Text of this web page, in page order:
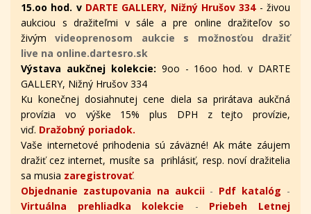
15.oo hod. v DARTE GALLERY, Nižný Hrušov 334 - živou
aukciou s dražiteľmi v sále a pre online dražiteľov so
živým videoprenosom aukcie s možnosťou dražiť
live na online.dartesro.sk
Výstava aukčnej kolekcie: 9oo - 16oo hod. v DARTE
GALLERY, Nižný Hrušov 334
Ku konečnej dosiahnutej cene diela sa prirátava aukčná
provízia vo výške 15% plus DPH z tejto provízie,
viď. Dražobný poriadok.
Vaše internetové prihodenia sú záväzné! Ak máte záujem
dražiť cez internet, musíte sa prihlásiť, resp. noví dražitelia
sa musia zaregistrovať.
Objednanie zastupovania na aukcii- Pdf katalóg -
Virtuálna prehliadka kolekcie - Priebeh Letnej